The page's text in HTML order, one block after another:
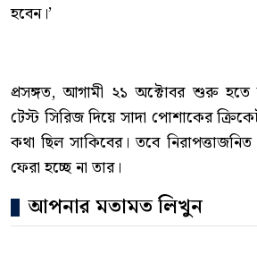
হবেন।’
প্রসঙ্গত, আগামী ২১ অক্টোবর শুরু হতে
টেস্ট সিরিজ দিয়ে সাদা পোশাকের
কথা ছিল সাকিবের। তবে
ফেরা হচ্ছে না তার।
আপনার মতামত লিখুন